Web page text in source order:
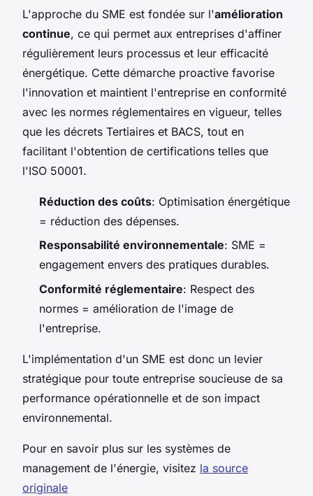
L'approche du SME est fondée sur l'amélioration
continue, ce qui permet aux entreprises d'affiner
régulièrement leurs processus et leur efficacité
énergétique. Cette démarche proactive favorise
l'innovation et maintient l'entreprise en conformité
avec les normes réglementaires en vigueur, telles
que les décrets Tertiaires et BACS, tout en
facilitant l'obtention de certifications telles que
l'ISO 50001.
Réduction des coûts: Optimisation énergétique
= réduction des dépenses.
Responsabilité environnementale: SME =
engagement envers des pratiques durables.
Conformité réglementaire: Respect des
normes = amélioration de l'image de
l'entreprise.
L'implémentation d'un SME est donc un levier
stratégique pour toute entreprise soucieuse de sa
performance opérationnelle et de son impact
environnemental.
Pour en savoir plus sur les systèmes de
management de l'énergie, visitez la source
originale